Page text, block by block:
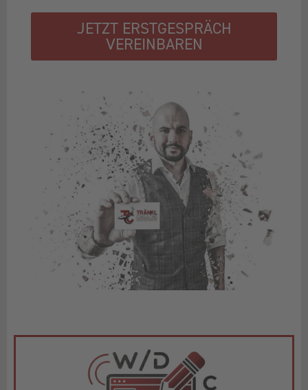
JETZT ERSTGESPRÄCH
VEREINBAREN